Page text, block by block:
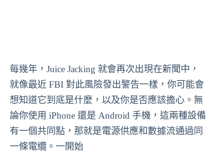
每幾年，Juice Jacking 就會再次出現在新聞中，
就像最近 FBI 對此風險發出警告一樣，你可能會
想知道它到底是什麼，以及你是否應該擔心。無
論你使用 iPhone 還是 Android 手機，這兩種設備
有一個共同點，那就是電源供應和數據流通過同
一條電纜。一開始